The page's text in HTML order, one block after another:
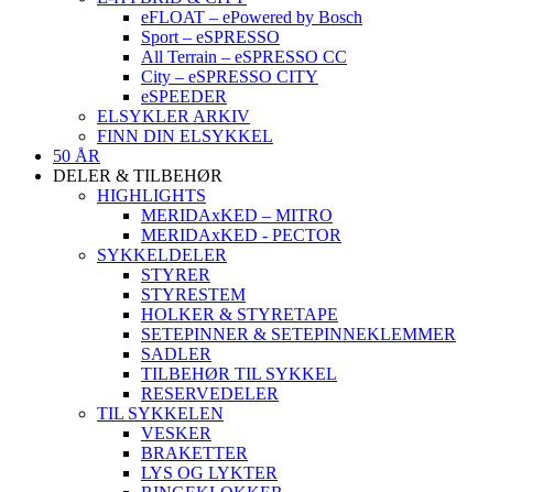
eFLOAT – ePowered by Bosch
Sport – eSPRESSO
All Terrain – eSPRESSO CC
City – eSPRESSO CITY
eSPEEDER
ELSYKLER ARKIV
FINN DIN ELSYKKEL
50 ÅR
DELER & TILBEHØR
HIGHLIGHTS
MERIDAxKED – MITRO
MERIDAxKED - PECTOR
SYKKELDELER
STYRER
STYRESTEM
HOLKER & STYRETAPE
SETEPINNER & SETEPINNEKLEMMER
SADLER
TILBEHØR TIL SYKKEL
RESERVEDELER
TIL SYKKELEN
VESKER
BRAKETTER
LYS OG LYKTER